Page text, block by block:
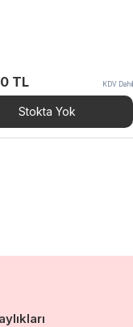
TL KDV Dahil
Stokta Yok